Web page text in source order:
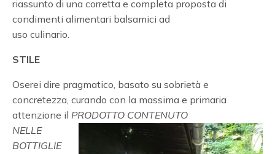
riassunto di una corretta e completa proposta di
condimenti alimentari balsamici ad
uso culinario.
STILE
Oserei dire pragmatico, basato su sobrietà e
concretezza, curando con la massima e primaria
attenzione il PRODOTTO CONTENUTO
NELLE
BOTTIGLIE